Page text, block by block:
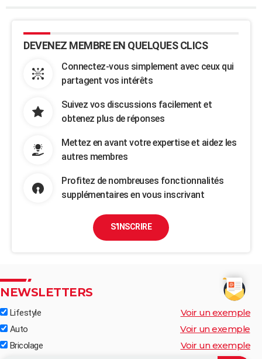
DEVENEZ MEMBRE EN QUELQUES CLICS
Connectez-vous simplement avec ceux qui
partagent vos intérêts
Suivez vos discussions facilement et
obtenez plus de réponses
Mettez en avant votre expertise et aidez les
autres membres
Profitez de nombreuses fonctionnalités
supplémentaires en vous inscrivant
S'INSCRIRE
NEWSLETTERS
Lifestyle Voir un exemple
Auto Voir un exemple
Bricolage Voir un exemple